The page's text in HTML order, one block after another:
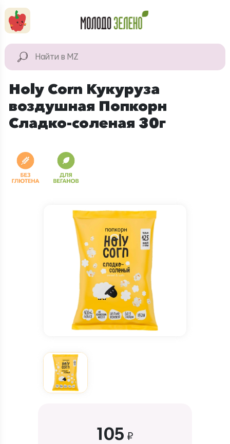
КАТАЛОГ
продукты
Для дома
Holy Corn Кукуруза
воздушная Попкорн
Сладко-соленая 30г
105 ₽